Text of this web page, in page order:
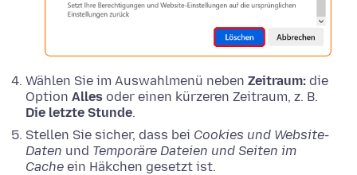
Wählen Sie im Auswahlmenü neben Zeitraum: die
Option Alles oder einen kürzeren Zeitraum, z. B.
Die letzte Stunde.
Stellen Sie sicher, dass bei Cookies und Website-
Daten und Temporäre Dateien und Seiten im
Cache ein Häkchen gesetzt ist.